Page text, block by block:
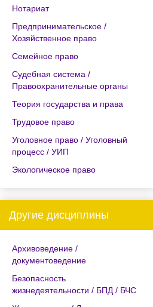
Нотариат
Предпринимательское /
Хозяйственное право
Семейное право
Судебная система /
Правоохранительные органы
Теория государства и права
Трудовое право
Уголовное право / Уголовный
процесс / УИП
Экологическое право
Другие дисциплины
Архивоведение /
документоведение
Безопасность
жизнедеятельности / БПД / БЧС